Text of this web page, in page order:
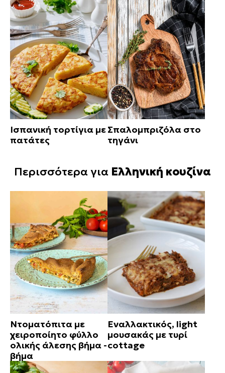
Ισπανική τορτίγια με
πατάτες
Σπαλομπριζόλα στο
τηγάνι
Περισσότερα για Ελληνική κουζίνα
Ντοματόπιτα με
χειροποίητο φύλλο
ολικής άλεσης βήμα -
βήμα
Εναλλακτικός, light
μουσακάς με τυρί
cottage